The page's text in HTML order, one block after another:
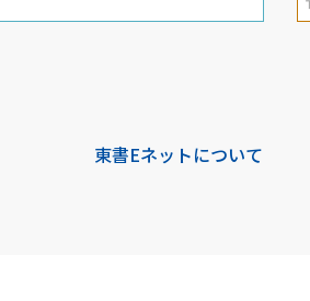
東書Eネットについて